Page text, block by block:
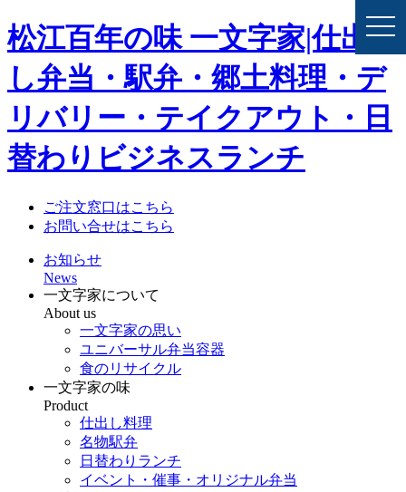
松江百年の味 一文字家|仕出
し弁当・駅弁・郷土料理・デ
リバリー・テイクアウト・日
替わりビジネスランチ
ご注文窓口はこちら
お問い合せはこちら
お知らせ
News
一文字家について
About us
一文字家の思い
ユニバーサル弁当容器
食のリサイクル
一文字家の味
Product
仕出し料理
名物駅弁
日替わりランチ
イベント・催事・オリジナル弁当